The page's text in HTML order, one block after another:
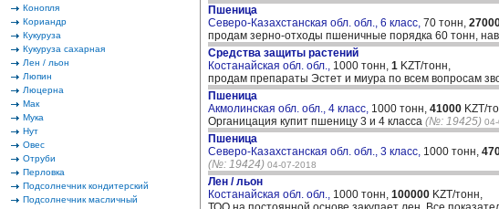
Конопля
Кориандр
Кукуруза
Кукуруза сахарная
Лен / льон
Люпин
Люцерна
Мак
Мука
Нут
Овес
Отруби
Перловка
Подсолнечник кондитерский
Подсолнечник масличный
Пшеница
Северо-Казахстанская обл. обл., 6 класс, 70 тонн,
продам зерно-отходы пшеничные порядка 60 тонн,
Средства защиты растений
Костанайская обл. обл., 1000 тонн, 1 KZT/тонн,
продам препараты Эстет и миура по всем вопросам
Пшеница
Акмолинская обл. обл., 4 класс, 1000 тонн, 41000 KZT/
Органицация купит пшеницу 3 и 4 класса (№: 19425)
Пшеница
Северо-Казахстанская обл. обл., 3 класс, 1000 тонн,
(№: 19424) 04-07-2018
Лен / льон
Костанайская обл. обл., 1000 тонн, 100000 KZT/тонн,